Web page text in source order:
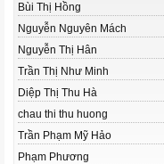
Bùi Thị Hồng
Nguyễn Nguyên Mách
Nguyễn Thị Hân
Trần Thị Như Minh
Diệp Thị Thu Hà
chau thi thu huong
Trần Phạm Mỹ Hảo
Phạm Phương